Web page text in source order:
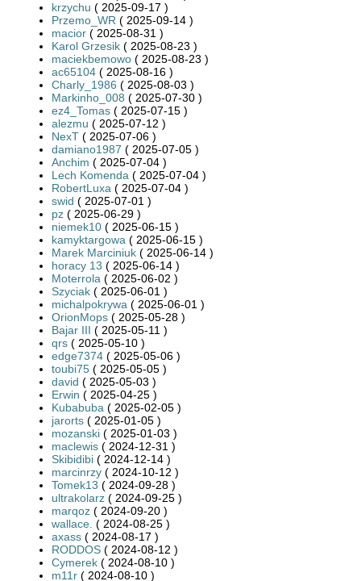
krzychu ( 2025-09-17 )
Przemo_WR ( 2025-09-14 )
macior ( 2025-08-31 )
Karol Grzesik ( 2025-08-23 )
maciekbemowo ( 2025-08-23 )
ac65104 ( 2025-08-16 )
Charly_1986 ( 2025-08-03 )
Markinho_008 ( 2025-07-30 )
ez4_Tomas ( 2025-07-15 )
alezmu ( 2025-07-12 )
NexT ( 2025-07-06 )
damiano1987 ( 2025-07-05 )
Anchim ( 2025-07-04 )
Lech Komenda ( 2025-07-04 )
RobertLuxa ( 2025-07-04 )
swid ( 2025-07-01 )
pz ( 2025-06-29 )
niemek10 ( 2025-06-15 )
kamyktargowa ( 2025-06-15 )
Marek Marciniuk ( 2025-06-14 )
horacy 13 ( 2025-06-14 )
Moterrola ( 2025-06-02 )
Szyciak ( 2025-06-01 )
michalpokrywa ( 2025-06-01 )
OrionMops ( 2025-05-28 )
Bajar III ( 2025-05-11 )
qrs ( 2025-05-10 )
edge7374 ( 2025-05-06 )
toubi75 ( 2025-05-05 )
david ( 2025-05-03 )
Erwin ( 2025-04-25 )
Kubabuba ( 2025-02-05 )
jarorts ( 2025-01-05 )
mozanski ( 2025-01-03 )
maclewis ( 2024-12-31 )
Skibidibi ( 2024-12-14 )
marcinrzy ( 2024-10-12 )
Tomek13 ( 2024-09-28 )
ultrakolarz ( 2024-09-25 )
marqoz ( 2024-09-20 )
wallace. ( 2024-08-25 )
axass ( 2024-08-17 )
RODDOS ( 2024-08-12 )
Cymerek ( 2024-08-10 )
m11r ( 2024-08-10 )